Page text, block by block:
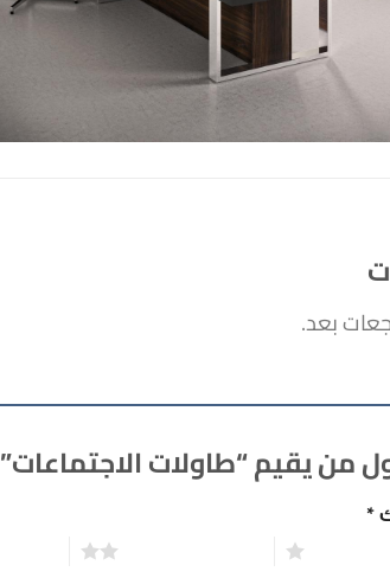
بعد.
من يقيم “طاولات الاجتماعات”
*